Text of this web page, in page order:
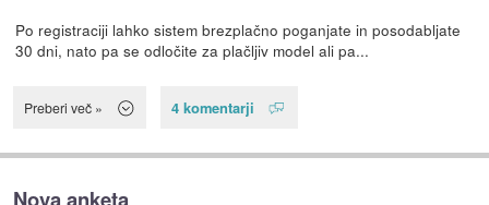
Po registraciji lahko sistem brezplačno poganjate in posodabljate
30 dni, nato pa se odločite za plačljiv model ali pa...
Preberi več » 4 komentarji
Nova anketa